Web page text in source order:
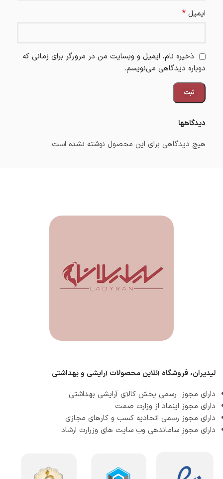
دیدگاهها
هیچ دیدگاهی برای این محصول نوشته نشده است.
ایمیل *
ذخیره نام، ایمیل و وبسایت من در مرورگر برای زمانی که
دوباره دیدگاهی می‌نویسم.
لیدیران، فروشگاه آنلاین محصولات آرایشی و بهداشتی
دارای مجوز رسمی پخش کالای آرایشی بهداشتی
دارای مجوز اینماد از وزارت صمت
دارای مجوز رسمی اتحادیه کسب و کارهای مجازی
دارای مجوز ساماندهی وب سایت های وزرارت ارشاد